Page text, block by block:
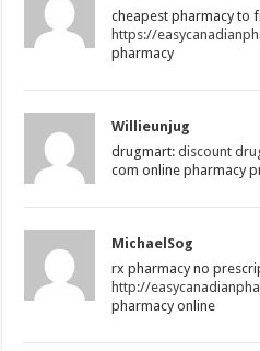
cheapest pharmacy to
https://
pharmacy
Willieunjug
drugmart:discount
com online pharmacy
MichaelSog
rx pharmacy no
http://
pharmacy online